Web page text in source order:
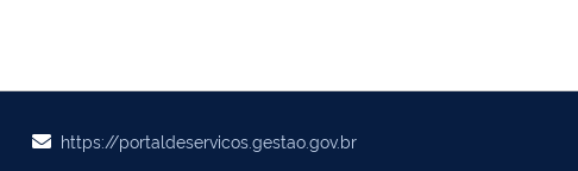
https://portaldeservicos.gestao.gov.br